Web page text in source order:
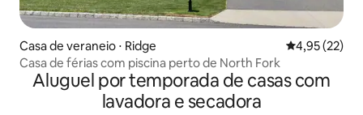
Casa de veraneio ⋅ Ridge 4,95 de uma
4,95 (22)
Casa de férias com piscina perto de North Fork
Aluguel por temporada de casas com
lavadora e secadora